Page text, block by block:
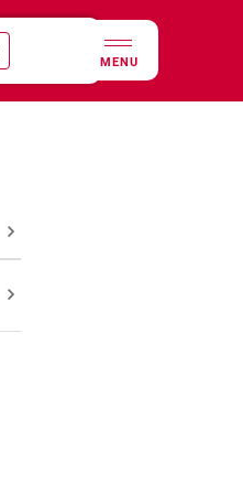
MENU